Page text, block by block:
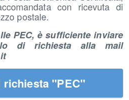
con ricevuta di
postale.
PEC, è sufficiente inviare
di richiesta alla mail
richiesta "PEC"